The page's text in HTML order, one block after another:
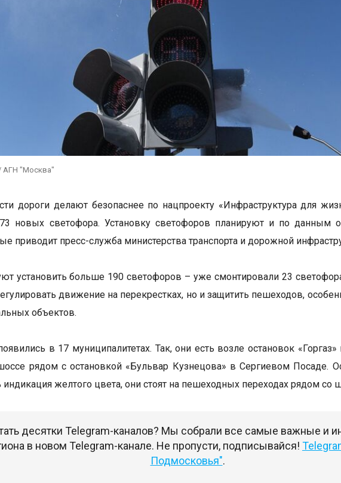
АГН "Москва"
дороги делают безопаснее по нацпроекту «Инфраструктура для
73 новых светофора. Установку светофоров планируют и по данным
приводит пресс-служба министерства транспорта и дорожной
установить больше 190 светофоров – уже смонтировали 23
движение на перекрестках, но и защитить пешеходов,
объектов.
в 17 муниципалитетах. Так, они есть возле остановок
рядом с остановкой «Бульвар Кузнецова» в Сергиевом Посаде.
индикация желтого цвета, они стоят на пешеходных переходах рядом
десятки Telegram-каналов? Мы собрали все самые важные и
в новом Telegram-канале. Не пропусти, подписывайся!
Подмосковья".